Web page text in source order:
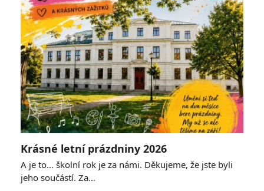
Krásné letní prázdniny 2026
A je to… školní rok je za námi. Děkujeme, že jste byli
jeho součástí. Za…